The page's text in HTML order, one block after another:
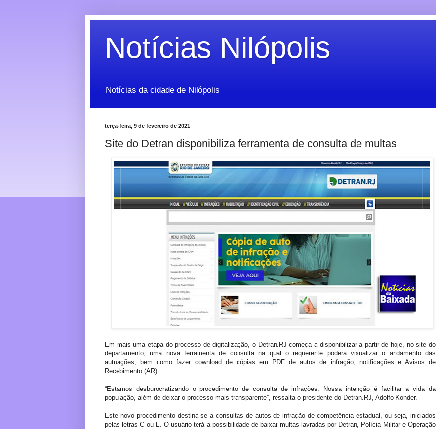
Notícias Nilópolis
Notícias da cidade de Nilópolis
terça-feira, 9 de fevereiro de 2021
Site do Detran disponibiliza ferramenta de consulta de multas
Em mais uma etapa do processo de digitalização, o Detran.RJ começa a disponibilizar a partir de hoje, no site do
departamento, uma nova ferramenta de consulta na qual o requerente poderá visualizar o andamento das
autuações, bem como fazer download de cópias em PDF de autos de infração, notificações e Avisos de
Recebimento (AR).
“Estamos desburocratizando o procedimento de consulta de infrações. Nossa intenção é facilitar a vida da
população, além de deixar o processo mais transparente”, ressalta o presidente do Detran.RJ, Adolfo Konder.
Este novo procedimento destina-se a consultas de autos de infração de competência estadual, ou seja, iniciados
pelas letras C ou E. O usuário terá a possibilidade de baixar multas lavradas por Detran, Polícia Militar e Operação